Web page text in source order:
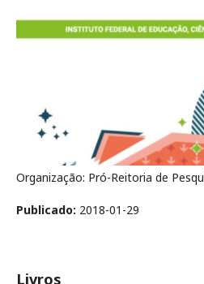
Organização: Pró-Reitoria de
Publicado: 2018-01-29
Livros